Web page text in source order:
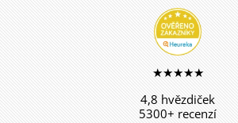
★★★★★
4,8 hvězdiček
5300+ recenzí